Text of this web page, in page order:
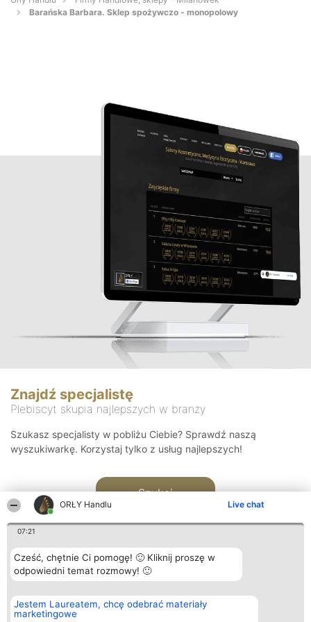
ORŁY Handlu Live chat
07:21
Cześć, chętnie Ci pomogę! 🙂 Kliknij proszę w
odpowiedni temat rozmowy! 🙂
Jestem Laureatem, chcę odebrać materiały
marketingowe
Barańska Barbara. Sklep spożywczo - monopolowy
Znajdź specjalistę
Plebiscyt skupia najlepszych w branży
Szukasz specjalisty w pobliżu Ciebie? Sprawdź naszą
wyszukiwarkę. Korzystaj tylko z usług najlepszych!
Szukaj
Organizator plebiscytu
Bright Side Solutions sp. z o.
o. sp. k.
Plebiscyt
Laureaci
Kontakt
Kontakt